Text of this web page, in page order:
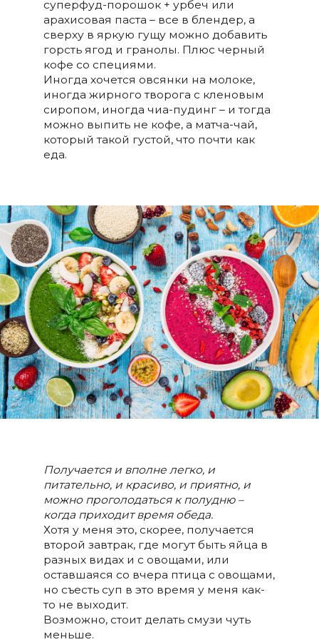
суперфуд-порошок + урбеч или
арахисовая паста – все в блендер, а
сверху в яркую гущу можно добавить
горсть ягод и гранолы. Плюс черный
кофе со специями.
Иногда хочется овсянки на молоке,
иногда жирного творога с кленовым
сиропом, иногда чиа-пудинг – и тогда
можно выпить не кофе, а матча-чай,
который такой густой, что почти как
еда.
Получается и вполне легко, и
питательно, и красиво, и приятно, и
можно проголодаться к полудню –
когда приходит время обеда.
Хотя у меня это, скорее, получается
второй завтрак, где могут быть яйца в
разных видах и с овощами, или
оставшаяся со вчера птица с овощами,
но съесть суп в это время у меня как-
то не выходит.
Возможно, стоит делать смузи чуть
меньше.